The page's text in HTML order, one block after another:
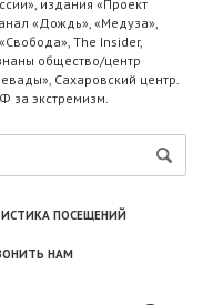
издания «Проект
«Дождь», «Медуза»,
The Insider,
общество/центр
Сахаровский центр.
за экстремизм.
ПОСЕЩЕНИЙ
НАМ